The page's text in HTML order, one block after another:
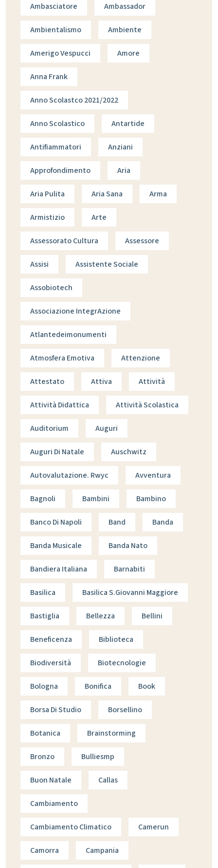
Ambasciatore Ambassador
Ambientalismo Ambiente
Amerigo Vespucci Amore
Anna Frank
Anno Scolastco 2021/2022
Anno Scolastico Antartide
Antifiammatori Anziani
Approfondimento Aria
Aria Pulita Aria Sana Arma
Armistizio Arte
Assessorato Cultura Assessore
Assisi Assistente Sociale
Assobiotech
Associazione IntegrAzione
Atlantedeimonumenti
Atmosfera Emotiva Attenzione
Attestato Attiva Attività
Attività Didattica Attività Scolastica
Auditorium Auguri
Auguri Di Natale Auschwitz
Autovalutazione. Rwyc Avventura
Bagnoli Bambini Bambino
Banco Di Napoli Band Banda
Banda Musicale Banda Nato
Bandiera Italiana Barnabiti
Basilica Basilica S.giovanni Maggiore
Bastiglia Bellezza Bellini
Beneficenza Biblioteca
Biodiversità Biotecnologie
Bologna Bonifica Book
Borsa Di Studio Borsellino
Botanica Brainstorming
Bronzo Bulliesmp
Buon Natale Callas
Cambiamento
Cambiamento Climatico Camerun
Camorra Campania